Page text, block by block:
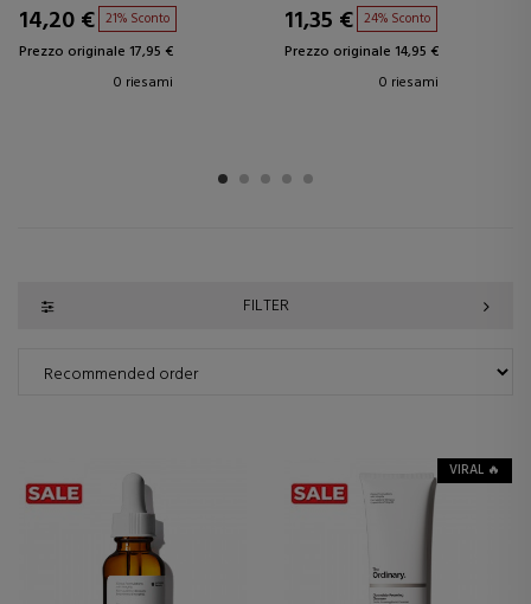
14,20 € 21% Sconto
Prezzo originale 17,95 €
0 riesami
11,35 € 24% Sconto
Prezzo originale 14,95 €
0 riesami
FILTER
VIRAL 🔥